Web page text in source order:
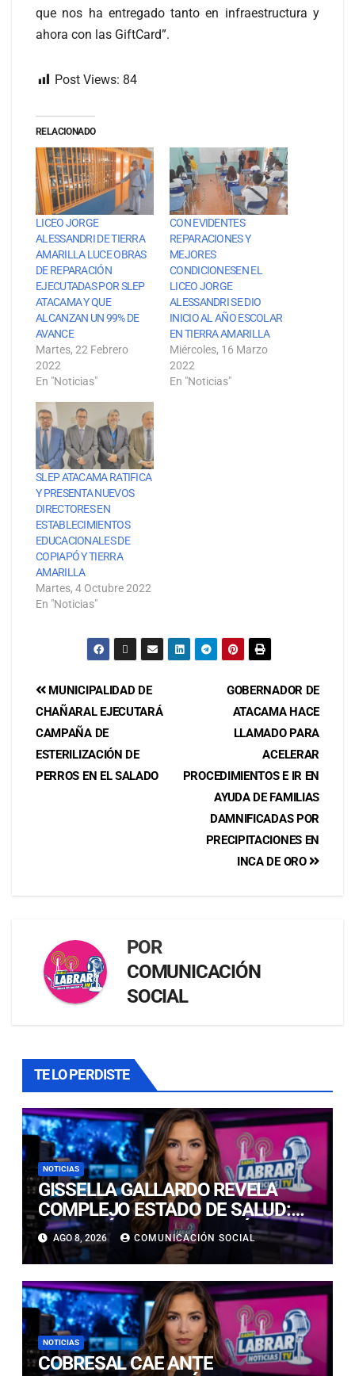
que nos ha entregado tanto en infraestructura y
ahora con las GiftCard”.
Post Views: 84
RELACIONADO
LICEO JORGE
ALESSANDRI DE TIERRA
AMARILLA LUCE OBRAS
DE REPARACIÓN
EJECUTADAS POR SLEP
ATACAMA Y QUE
ALCANZAN UN 99% DE
AVANCE
Martes, 22 Febrero
2022
En "Noticias"
CON EVIDENTES
REPARACIONES Y
MEJORES
CONDICIONESEN EL
LICEO JORGE
ALESSANDRI SE DIO
INICIO AL AÑO ESCOLAR
EN TIERRA AMARILLA
Miércoles, 16 Marzo
2022
En "Noticias"
SLEP ATACAMA RATIFICA
Y PRESENTA NUEVOS
DIRECTORES EN
ESTABLECIMIENTOS
EDUCACIONALES DE
COPIAPÓ Y TIERRA
AMARILLA
Martes, 4 Octubre 2022
En "Noticias"
GOBERNADOR DE
ATACAMA HACE
LLAMADO PARA
ACELERAR
PROCEDIMIENTOS E IR EN
AYUDA DE FAMILIAS
DAMNIFICADAS POR
PRECIPITACIONES EN
INCA DE ORO
MUNICIPALIDAD DE
CHAÑARAL EJECUTARÁ
CAMPAÑA DE
ESTERILIZACIÓN DE
PERROS EN EL SALADO
POR
COMUNICACIÓN
SOCIAL
TE LO PERDISTE
NOTICIAS
GISSELLA GALLARDO REVELA
COMPLEJO ESTADO DE SALUD:
“ME TENÍAN MAL HACE DÍAS”
AGO 8, 2026 COMUNICACIÓN SOCIAL
NOTICIAS
COBRESAL CAE ANTE